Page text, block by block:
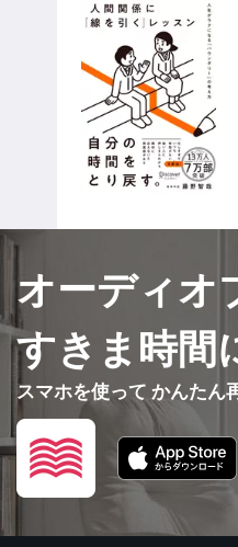
オーディオ
すきま時間
スマホを使って かんたん